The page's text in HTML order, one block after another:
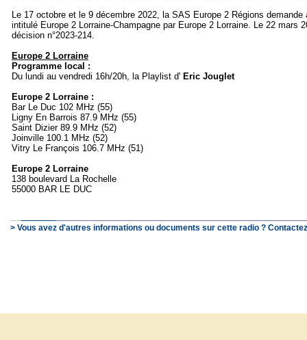
Le 17 octobre et le 9 décembre 2022, la SAS Europe 2 Régions
intitulé Europe 2 Lorraine-Champagne par Europe 2 Lorraine. Le 22 mars
décision n°2023-214.
Europe 2 Lorraine
Programme local :
Du lundi au vendredi 16h/20h, la Playlist d' Eric Jouglet
Europe 2 Lorraine :
Bar Le Duc 102 MHz (55)
Ligny En Barrois 87.9 MHz (55)
Saint Dizier 89.9 MHz (52)
Joinville 100.1 MHz (52)
Vitry Le François 106.7 MHz (51)
Europe 2 Lorraine
138 boulevard La Rochelle
55000 BAR LE DUC
> Vous avez d'autres informations ou documents sur cette radio ?